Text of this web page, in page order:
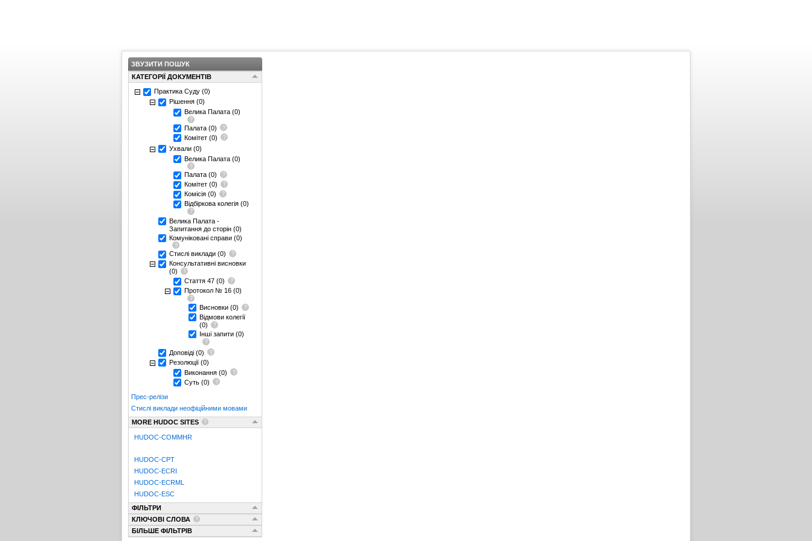
ЗВУЗИТИ ПОШУК
КАТЕГОРІЇ ДОКУМЕНТІВ
Практика Суду (0)
Рішення (0)
Велика Палата (0)
Палата (0)
Комітет (0)
Ухвали (0)
Велика Палата (0)
Палата (0)
Комітет (0)
Комісія (0)
Відбіркова колегія (0)
Велика Палата -
Запитання до сторін (0)
Комуніковані справи (0)
Стислі виклади (0)
Консультативні висновки
(0)
Стаття 47 (0)
Протокол № 16 (0)
Висновки (0)
Відмови колегії
(0)
Інші запити (0)
Доповіді (0)
Резолюції (0)
Виконання (0)
Суть (0)
Прес-релізи
Стислі виклади неофіційними мовами
MORE HUDOC SITES
HUDOC-COMMHR
HUDOC-CPT
HUDOC-ECRI
HUDOC-ECRML
HUDOC-ESC
ФІЛЬТРИ
КЛЮЧОВІ СЛОВА
БІЛЬШЕ ФІЛЬТРІВ